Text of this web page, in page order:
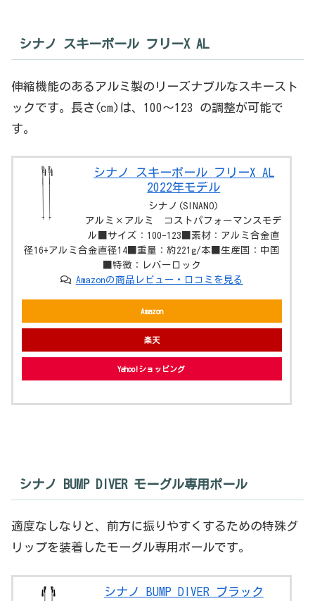
シナノ スキーポール フリーX AL
伸縮機能のあるアルミ製のリーズナブルなスキースト
ックです。長さ(cm)は、100～123 の調整が可能で
す。
シナノ スキーポール フリーX AL
2022年モデル
シナノ(SINANO)
アルミ×アルミ コストパフォーマンスモデ
ル■サイズ：100-123■素材：アルミ合金直
径16+アルミ合金直径14■重量：約221g/本■生産国：中国
■特徴：レバーロック
Amazonの商品レビュー・口コミを見る
Amazon
楽天
Yahoo!ショッピング
シナノ BUMP DIVER モーグル専用ポール
適度なしなりと、前方に振りやすくするための特殊グ
リップを装着したモーグル専用ポールです。
シナノ BUMP DIVER ブラック